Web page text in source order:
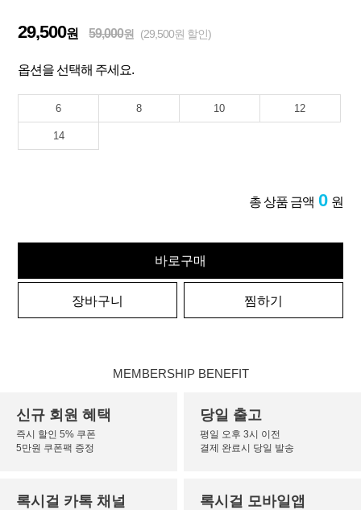
29,500원 59,000원 (29,500원 할인)
옵션을 선택해 주세요.
6 8 10 12
14
총 상품 금액 0 원
바로구매
장바구니 찜하기
MEMBERSHIP BENEFIT
신규 회원 혜택
즉시 할인 5% 쿠폰
5만원 쿠폰팩 증정
당일 출고
평일 오후 3시 이전
결제 완료시 당일 발송
록시걸 카톡 채널 록시걸 모바일앱